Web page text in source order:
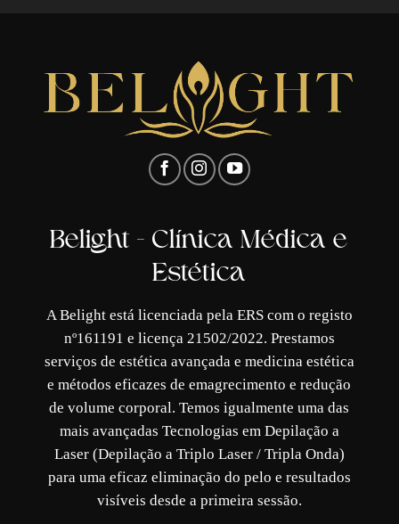
Belight - Clínica Médica e
Estética
A Belight está licenciada pela ERS com o registo
nº161191 e licença 21502/2022. Prestamos
serviços de estética avançada e medicina estética
e métodos eficazes de emagrecimento e redução
de volume corporal. Temos igualmente uma das
mais avançadas Tecnologias em Depilação a
Laser (Depilação a Triplo Laser / Tripla Onda)
para uma eficaz eliminação do pelo e resultados
visíveis desde a primeira sessão.